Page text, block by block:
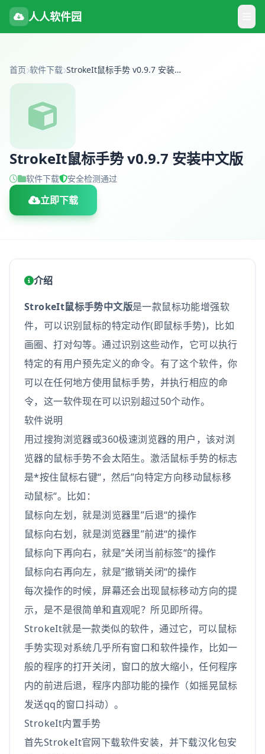
人人软件园
首页 软件下载 StrokeIt鼠标手势 v0.9.7 安装中文版
StrokeIt鼠标手势 v0.9.7 安装中文版
软件下载 安全检测通过
立即下载
介绍
StrokeIt鼠标手势中文版是一款鼠标功能增强软
件，可以识别鼠标的特定动作(即鼠标手势)，比如
画圈、打对勾等。通过识别这些动作，它可以执行
特定的有用户预先定义的命令。有了这个软件，你
可以在任何地方使用鼠标手势，并执行相应的命
令，这一软件现在可以识别超过50个动作。
软件说明
用过搜狗浏览器或360极速浏览器的用户，该对浏
览器的鼠标手势不会太陌生。激活鼠标手势的标志
是*按住鼠标右键“，然后”向特定方向移动鼠标移
动鼠标“。比如：
鼠标向左划，就是浏览器里”后退“的操作
鼠标向右划，就是浏览器里”前进“的操作
鼠标向下再向右，就是”关闭当前标签“的操作
鼠标向右再向左，就是”撤销关闭“的操作
每次操作的时候，屏幕还会出现鼠标移动方向的提
示，是不是很简单和直观呢？所见即所得。
StrokeIt就是一款类似的软件，通过它，可以鼠标
手势实现对系统几乎所有窗口和软件操作，比如一
般的程序的打开关闭，窗口的放大缩小，任何程序
内的前进后退，程序内部功能的操作（如摇晃鼠标
发送qq的窗口抖动）。
StrokeIt内置手势
首先StrokeIt官网下载软件安装，并下载汉化包安